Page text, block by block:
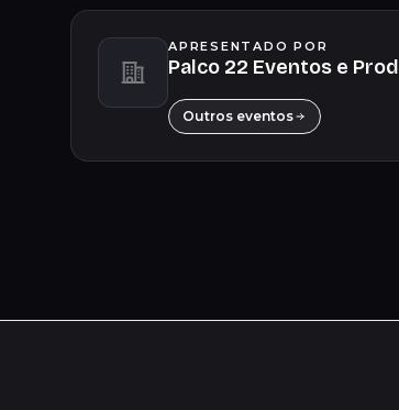
APRESENTADO POR
Palco 22 Eventos e
Outros eventos